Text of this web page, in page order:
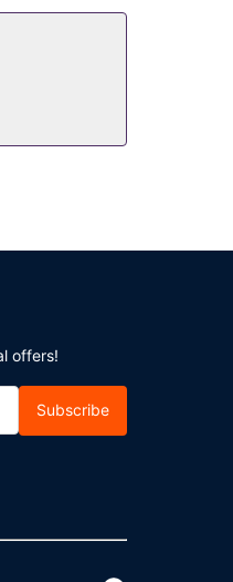
offers!
Subscribe